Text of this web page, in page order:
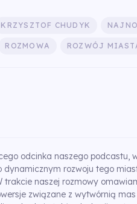
KRZYSZTOF CHUDYK
ROZMOWA ROZWÓJ
odcinka naszego podcastu,
dynamicznym rozwoju tego
trakcie naszej rozmowy
związane z wytwórnią